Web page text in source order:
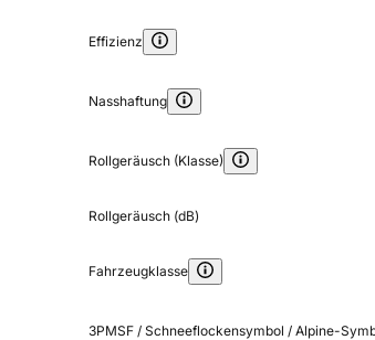
Effizienz
Nasshaftung
Rollgeräusch (Klasse)
Rollgeräusch (dB)
Fahrzeugklasse
3PMSF / Schneeflockensymbol / Alpine-